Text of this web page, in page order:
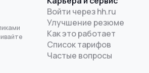
Войти через hh.ru
Улучшение резюме
Как это работает
Список тарифов
Частые вопросы